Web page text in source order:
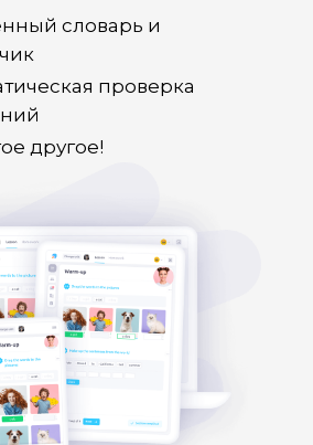
словарь и
проверка
другое!